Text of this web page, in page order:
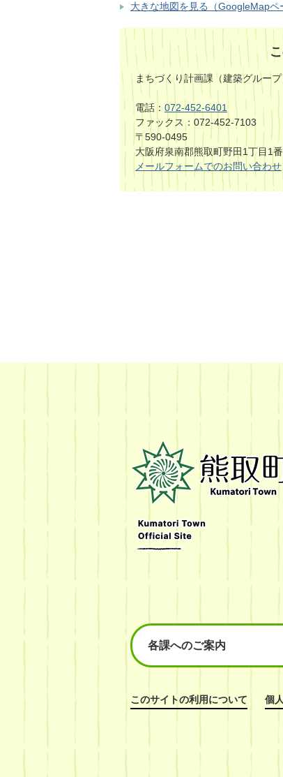
大きな地図を見る（GoogleMapペ
まちづくり計画課（建築グループ
電話： 072-452-6401
ファックス：072-452-7103
〒590-0495
大阪府泉南郡熊取町野田1丁目1
メールフォームでのお問い合わせ
町
Kumatori
Town
Official
Site
各課へのご案内
このサイトの利用について 個